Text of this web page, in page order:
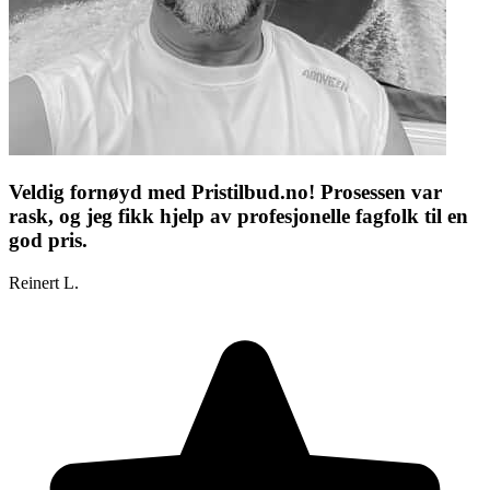
Veldig fornøyd med Pristilbud.no! Prosessen var
rask, og jeg fikk hjelp av profesjonelle fagfolk til en
god pris.
Reinert L.